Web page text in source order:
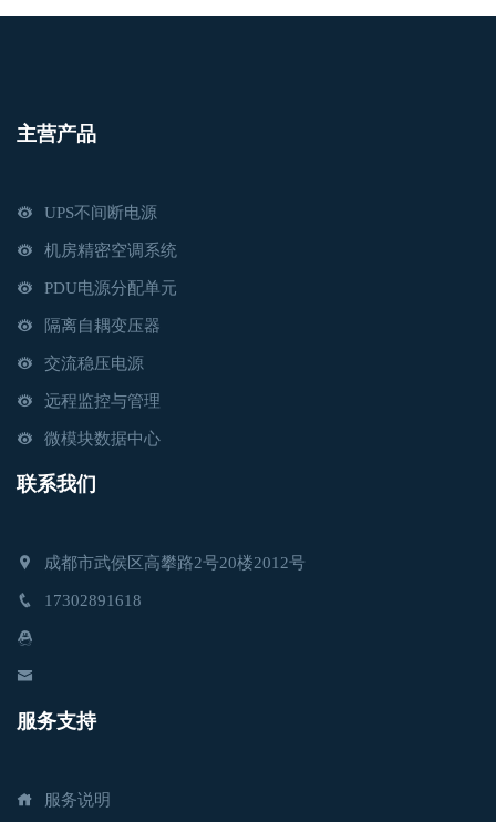
主营产品
UPS不间断电源
机房精密空调系统
PDU电源分配单元
隔离自耦变压器
交流稳压电源
远程监控与管理
微模块数据中心
联系我们
成都市武侯区高攀路2号20楼2012号
17302891618
服务支持
服务说明